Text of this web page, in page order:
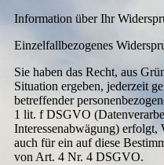
Information über Ihr
Einzelfallbezogenes
Sie haben das Recht, aus
Situation ergeben, jederzeit
betreffender
1 lit. f DSGVO
Interessenabwägung) erfolgt,
auch für ein auf diese
von Art. 4 Nr. 4 DSGVO.